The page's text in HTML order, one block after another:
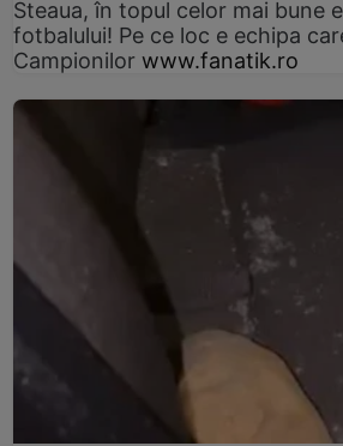
Steaua, în topul celor mai bune
fotbalului! Pe ce loc e echipa
Campionilor www.fanatik.ro